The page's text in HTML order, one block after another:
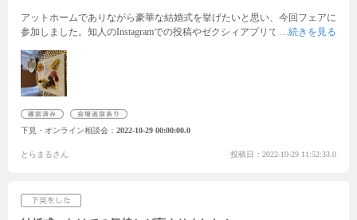
アットホームでありながら豪華な結婚式を挙げたいと思い、今回フェアに
参加しました。知人のInstagramでの投稿やゼクシィアプリで会場の雰囲気
て更に雰囲気に合っていると感じました。今の時期はコロナが流行ってい
るのでそこが心配なところではありましたが、フェアは貸切、当日もバス
で県内のゲストは無料送迎付きとのことだったので、コロナ禍でも安心し
グドッグもマナーを守れば行えるとのことだったので、自分たちらしいア
ットホームでありながら豪華な結婚式を挙げるにはぴったりの式場でし
下見・オンライン相談会 2022-10-29 00:00:00.0
とらまるさん 投稿日：2022-10-29 11:52:33.0